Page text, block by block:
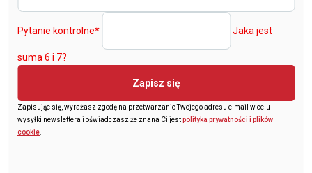
Pytanie kontrolne* Jaka jest
suma 6 i 7?
Zapisz się
Zapisując się, wyrażasz zgodę na przetwarzanie Twojego adresu e-mail w celu
wysyłki newslettera i oświadczasz że znana Ci jestpolityka prywatności i plików
cookie.